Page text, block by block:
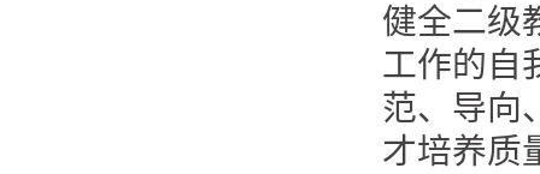
健全二级
工作的自
范、导向
才培养质